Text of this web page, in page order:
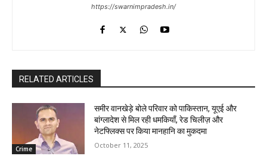
https://swarnimpradesh.in/
RELATED ARTICLES
Crime
समीर वानखेड़े बोले परिवार को पाकिस्तान, यूएई और
बांग्लादेश से मिल रही धमकियाँ, रेड चिलीज़ और
नेटफ्लिक्स पर किया मानहानि का मुकदमा
October 11, 2025